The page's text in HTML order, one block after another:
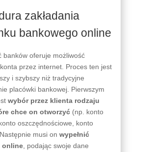
zakładania
bankowego online
banków oferuje możliwość
konta przez internet. Proces ten jest
i szybszy niż tradycyjne
placówki bankowej. Pierwszym
wybór przez klienta rodzaju
chce on otworzyć (np. konto
oszczędnościowe, konto
musi on wypełnić
online , podając swoje dane